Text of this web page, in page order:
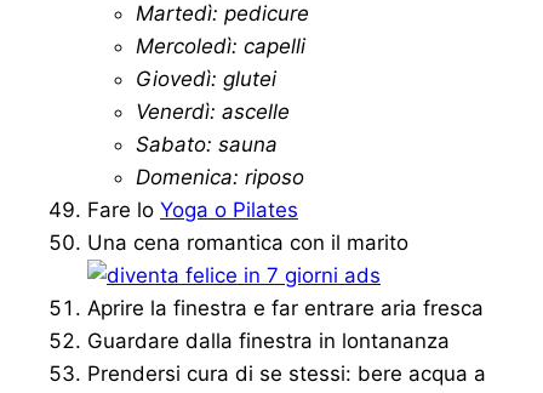
Martedì: pedicure
Mercoledì: capelli
Giovedì: glutei
Venerdì: ascelle
Sabato: sauna
Domenica: riposo
Fare lo Yoga o Pilates
Una cena romantica con il marito
Aprire la finestra e far entrare aria fresca
Guardare dalla finestra in lontananza
Prendersi cura di se stessi: bere acqua a